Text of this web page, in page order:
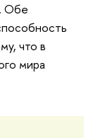
Обе
что в
мира